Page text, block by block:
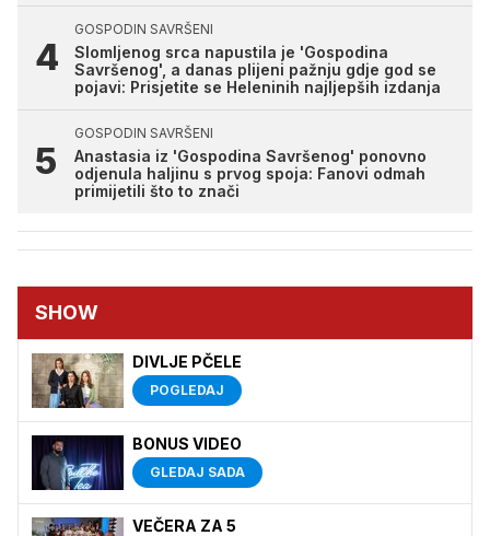
GOSPODIN SAVRŠENI
Slomljenog srca napustila je 'Gospodina
Savršenog', a danas plijeni pažnju gdje god se
pojavi: Prisjetite se Heleninih najljepših izdanja
GOSPODIN SAVRŠENI
Anastasia iz 'Gospodina Savršenog' ponovno
odjenula haljinu s prvog spoja: Fanovi odmah
primijetili što to znači
SHOW
DIVLJE PČELE
POGLEDAJ
BONUS VIDEO
GLEDAJ SADA
VEČERA ZA 5